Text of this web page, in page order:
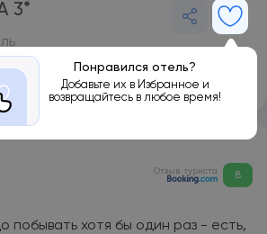
3*
Понравился отель?
Добавьте их в Избранное и
возвращайтесь в любое время!
Отзыв туриста 8
побывать хотя бы один раз - есть,